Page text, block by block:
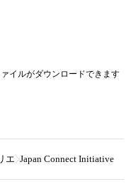
イルがダウンロードできます
エ Japan Connect Initiative 採